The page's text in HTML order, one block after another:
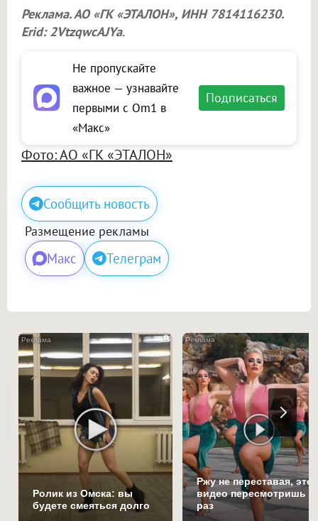
Реклама. АО «ГК «ЭТАЛОН», ИНН 7814116230.
Erid: 2VtzqwcAJYa.
Не пропускайте
важное — узнавайте
первыми с Om1 в
«Макс»
Подписаться
Фото: АО «ГК «ЭТАЛОН»
Сообщить новость
Размещение рекламы
Макс Телеграм
i
Ролик из Омска: вы
будете смеяться долго
Ржу не переставая, это
видео пересмотришь
раз